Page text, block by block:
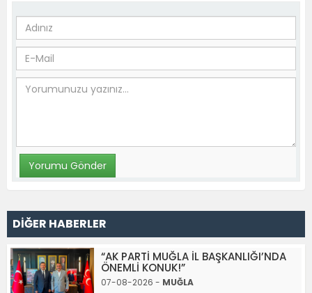
DİĞER HABERLER
“AK PARTİ MUĞLA İL BAŞKANLIĞI’NDA
ÖNEMLİ KONUK!”
07-08-2026 - MUĞLA